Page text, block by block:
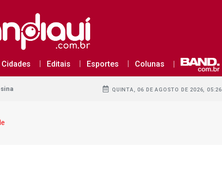
Cidades Editais Esportes Colunas
QUINTA, 06 DE AGOSTO DE 2026, 05:26